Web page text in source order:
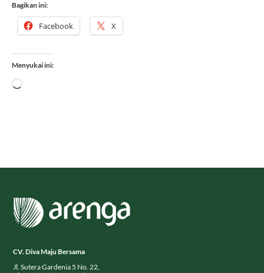
Bagikan ini:
Facebook
Menyukai ini: